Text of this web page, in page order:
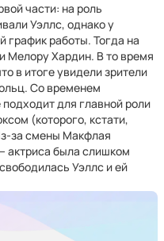
части: на роль
Уэллс, однако у
график работы. Тогда на
Мелору Хардин. В то время
в итоге увидели зрители
Со временем
для главной роли
(которого, кстати,
за смены Макфлая
актриса была слишком
Уэллс и ей